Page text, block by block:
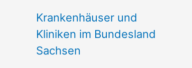
Krankenhäuser und
Kliniken im Bundesland
Sachsen